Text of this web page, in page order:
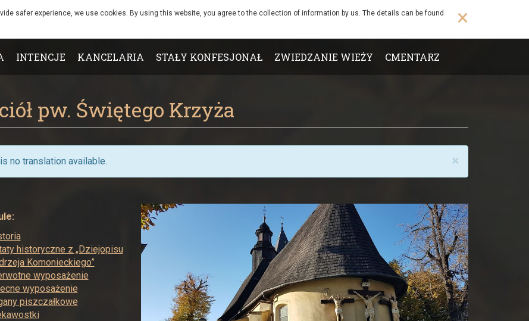
safer experience, we use cookies. By using this website, you agree to the collection of information by us. The details can be found
×
INTENCJE KANCELARIA STAŁY KONFESJONAŁ ZWIEDZANIE WIEŻY CMENTARZ
pw. Świętego Krzyża
×
no translation available.
historyczne z „Dziejopisu
Komonieckiego”
wyposażenie
wyposażenie
piszczałkowe